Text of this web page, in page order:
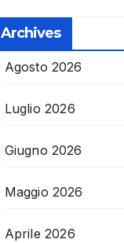
Archives
Agosto 2026
Luglio 2026
Giugno 2026
Maggio 2026
Aprile 2026